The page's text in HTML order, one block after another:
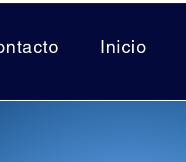
Inicio